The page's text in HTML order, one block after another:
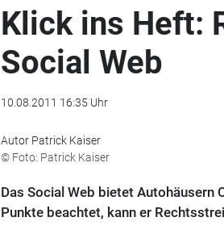
Klick ins Heft:
Social Web
10.08.2011 16:35 Uhr
Autor Patrick Kaiser
© Foto: Patrick Kaiser
Das Social Web bietet Autohäusern
Punkte beachtet, kann er